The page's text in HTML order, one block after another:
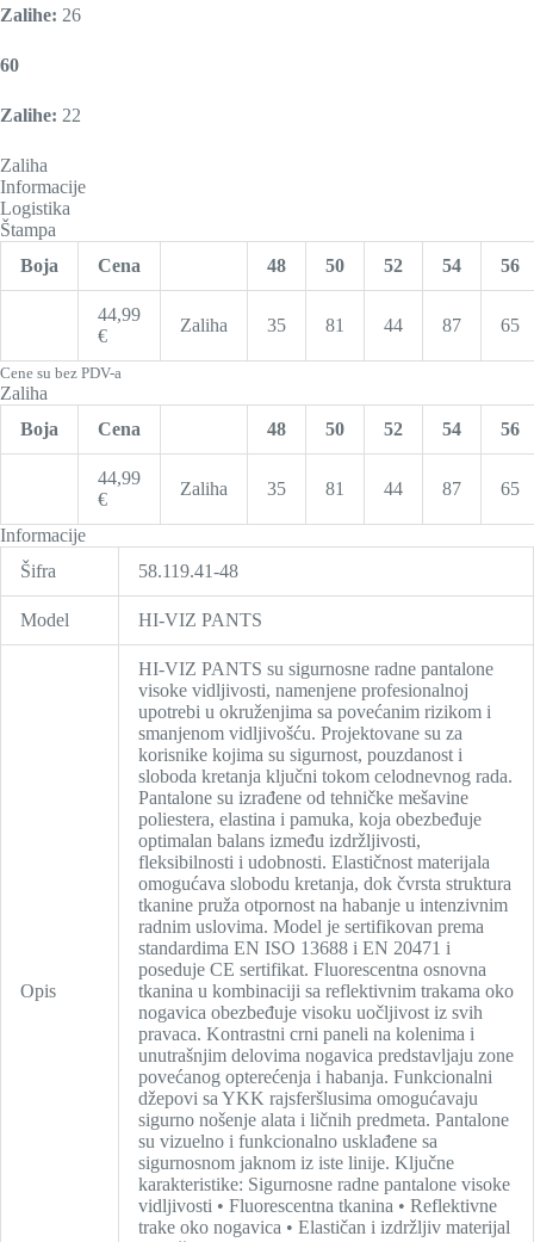
Zalihe: 26
60
Zalihe: 22
Zaliha
Informacije
Logistika
Štampa
Boja
Cena 48 50 52 54 56
44,99
€
Zaliha 35 81 44 87 65
Cene su bez PDV-a
Zaliha
Boja
Cena 48 50 52 54 56
44,99
€
Zaliha 35 81 44 87 65
Informacije
Šifra
58.119.41-48
Model HI-VIZ PANTS
Opis
HI-VIZ PANTS su sigurnosne radne pantalone
visoke vidljivosti, namenjene profesionalnoj
upotrebi u okruženjima sa povećanim rizikom i
smanjenom vidljivošću. Projektovane su za
korisnike kojima su sigurnost, pouzdanost i
sloboda kretanja ključni tokom celodnevnog rada.
Pantalone su izrađene od tehničke mešavine
poliestera, elastina i pamuka, koja obezbeđuje
optimalan balans između izdržljivosti,
fleksibilnosti i udobnosti. Elastičnost materijala
omogućava slobodu kretanja, dok čvrsta struktura
tkanine pruža otpornost na habanje u intenzivnim
radnim uslovima. Model je sertifikovan prema
standardima EN ISO 13688 i EN 20471 i
poseduje CE sertifikat. Fluorescentna osnovna
tkanina u kombinaciji sa reflektivnim trakama oko
nogavica obezbeđuje visoku uočljivost iz svih
pravaca. Kontrastni crni paneli na kolenima i
unutrašnjim delovima nogavica predstavljaju zone
povećanog opterećenja i habanja. Funkcionalni
džepovi sa YKK rajsferšlusima omogućavaju
sigurno nošenje alata i ličnih predmeta. Pantalone
su vizuelno i funkcionalno usklađene sa
sigurnosnom jaknom iz iste linije. Ključne
karakteristike: Sigurnosne radne pantalone visoke
vidljivosti • Fluorescentna tkanina • Reflektivne
trake oko nogavica • Elastičan i izdržljiv materijal